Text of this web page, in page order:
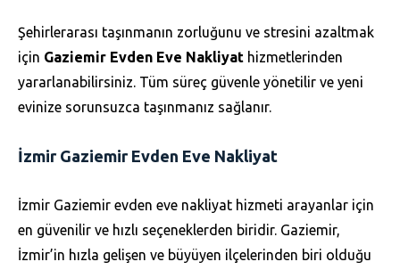
Şehirlerarası taşınmanın zorluğunu ve stresini azaltmak
için Gaziemir Evden Eve Nakliyat hizmetlerinden
yararlanabilirsiniz. Tüm süreç güvenle yönetilir ve yeni
evinize sorunsuzca taşınmanız sağlanır.
İzmir Gaziemir Evden Eve Nakliyat
İzmir Gaziemir evden eve nakliyat hizmeti arayanlar için
en güvenilir ve hızlı seçeneklerden biridir. Gaziemir,
İzmir’in hızla gelişen ve büyüyen ilçelerinden biri olduğu